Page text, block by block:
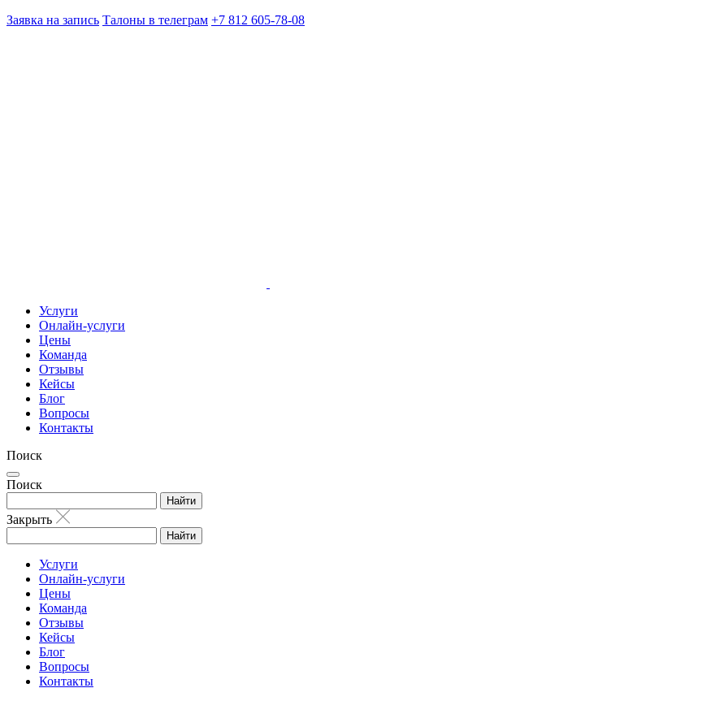
Заявка на запись Талоны в телеграм +7 812 605-78-08
Услуги
Онлайн-услуги
Цены
Команда
Отзывы
Кейсы
Блог
Вопросы
Контакты
Поиск
Поиск
Найти
Закрыть
Найти
Услуги
Онлайн-услуги
Цены
Команда
Отзывы
Кейсы
Блог
Вопросы
Контакты